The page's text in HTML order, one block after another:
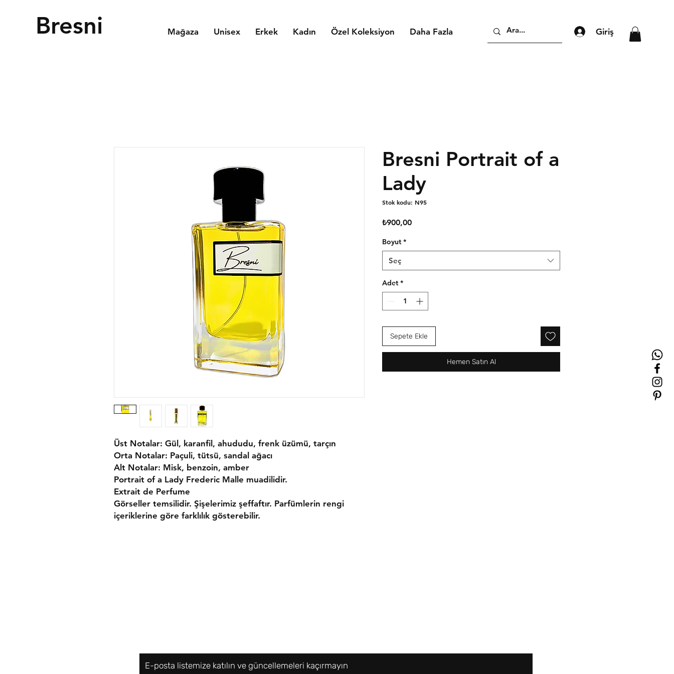
Bresni Mağaza Unisex Erkek Kadın Özel Koleksiyon Daha Fazla Giriş
Üst Notalar: Gül, karanfil, ahududu, frenk üzümü, tarçın
Orta Notalar: Paçuli, tütsü, sandal ağacı
Alt Notalar: Misk, benzoin, amber
Portrait of a Lady Frederic Malle muadilidir.
Extrait de Perfume
Görseller temsilidir. Şişelerimiz şeffaftır. Parfümlerin rengi
içeriklerine göre farklılık gösterebilir.
Bresni Portrait of a
Lady
Stok kodu: N95
₺900,00Fiyat
Boyut *
Seç
Adet *
Sepete Ekle
Hemen Satın Al
E-posta listemize katılın ve güncellemeleri kaçırmayın